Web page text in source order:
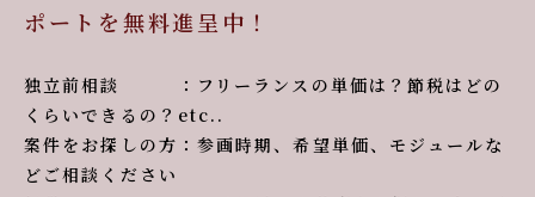
ポートを無料進呈中！
独立前相談 ：フリーランスの単価は？節税はどの
くらいできるの？etc..
案件をお探しの方：参画時期、希望単価、モジュールな
どご相談ください